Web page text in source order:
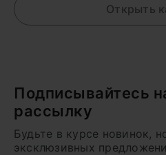
Открыть
Подписывайтесь
рассылку
Будьте в курсе новинок,
эксклюзивных